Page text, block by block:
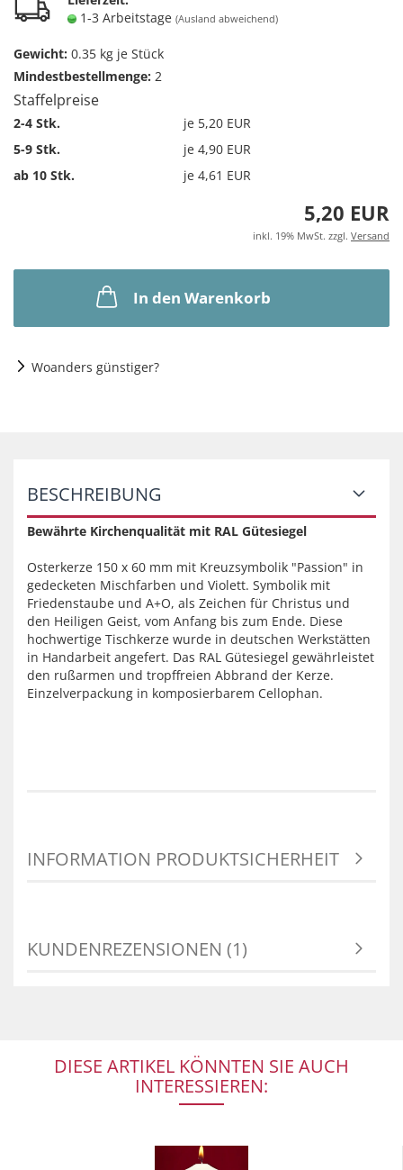
1-3 Arbeitstage (Ausland abweichend)
Gewicht: 0.35 kg je Stück
Mindestbestellmenge: 2
Staffelpreise
2-4 Stk.
je 5,20 EUR
5-9 Stk.
je 4,90 EUR
ab 10 Stk.
je 4,61 EUR
5,20 EUR
inkl. 19% MwSt. zzgl. Versand
In den Warenkorb
Woanders günstiger?
BESCHREIBUNG
Bewährte Kirchenqualität mit RAL Gütesiegel
Osterkerze 150 x 60 mm mit Kreuzsymbolik "Passion" in
gedecketen Mischfarben und Violett. Symbolik mit
Friedenstaube und A+O, als Zeichen für Christus und
den Heiligen Geist, vom Anfang bis zum Ende. Diese
hochwertige Tischkerze wurde in deutschen Werkstätten
in Handarbeit angefert. Das RAL Gütesiegel gewährleistet
den rußarmen und tropffreien Abbrand der Kerze.
Einzelverpackung in komposierbarem Cellophan.
INFORMATION PRODUKTSICHERHEIT
KUNDENREZENSIONEN (1)
DIESE ARTIKEL KÖNNTEN SIE AUCH
INTERESSIEREN: